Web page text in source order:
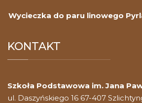
Wycieczka do paru linowego
KONTAKT
Szkoła Podstawowa im. Jana
ul. Daszyńskiego 16 67-407